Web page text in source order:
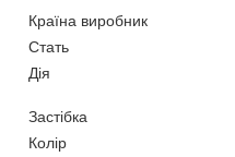
Країна виробник
Стать
Дія
Застібка
Колір